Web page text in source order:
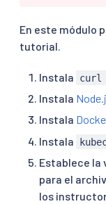
En este módulo
tutorial.
Instala curl
Instala
Instala
Instala
Establece la
para el
los